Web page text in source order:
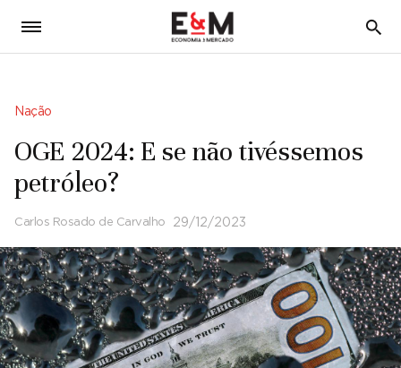
5
Nação
OGE 2024: E se não tivéssemos
petróleo?
Carlos Rosado de Carvalho 29/12/2023